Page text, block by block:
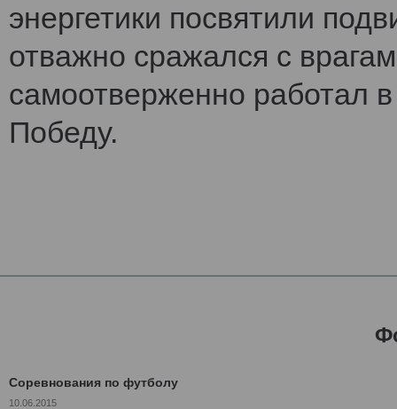
энергетики посвятили
отважно сражался с
самоотверженно работал
Победу.
Соревнования по футболу
10.06.2015